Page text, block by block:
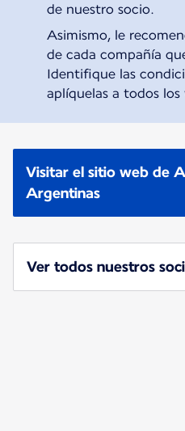
de nuestro socio.
Asimismo, le
de cada compañía
Identifique las
aplíquelas a todos los
Visitar el sitio web de
Argentinas
Ver todos nuestros